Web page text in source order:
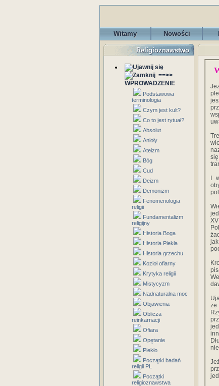
Witamy Nowości
Religioznawstwo
==>>
WPROWADZENIE
Podstawowa
terminologia
Czym jest kult?
Co to jest rytuał?
Absolut
Anioły
Ateizm
Bóg
Cud
Deizm
Demonizm
Fenomenologia
religii
Fundamentalizm
religijny
Historia Boga
Historia Piekła
Historia grzechu
Kozioł ofiarny
Krytyka religii
Mistycyzm
Nadnaturalna moc
Objawienia
Oblicza
reinkarnacji
Ofiara
Opętanie
Piekło
Początki badań
religii PL
Początki
religioznawstwa
I
że